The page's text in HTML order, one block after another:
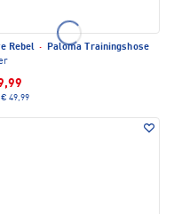
Rebel ·
Paloma Trainingshose
€ 49,99